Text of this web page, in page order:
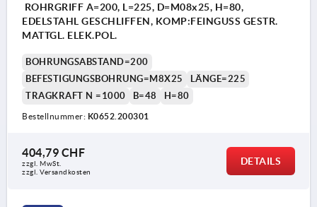
ROHRGRIFF A=200, L=225, D=M08x25, H=80,
EDELSTAHL GESCHLIFFEN, KOMP:FEINGUSS GESTR.
MATTGL. ELEK.POL.
BOHRUNGSABSTAND=200
BEFESTIGUNGSBOHRUNG=M8X25
LÄNGE=225
TRAGKRAFT N =1000
B=48 H=80
Bestellnummer: K0652.200301
404,79 CHF
zzgl. MwSt.
zzgl. Versandkosten
DETAILS